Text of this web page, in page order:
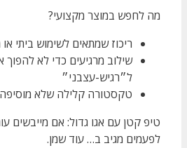
מה לחפש במוצר מקצועי?
ריכוז שמתאים לשימוש ביתי
שילוב מרגיעים כדי לא להפוך
ל״רגיש-עצבני״
טקסטורה קלילה שלא
טיפ קטן עם אגו גדול: אם מייבשים
לפעמים מגיב ב… עוד שמן.